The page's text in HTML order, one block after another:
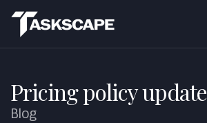
Pricing policy update
Blog